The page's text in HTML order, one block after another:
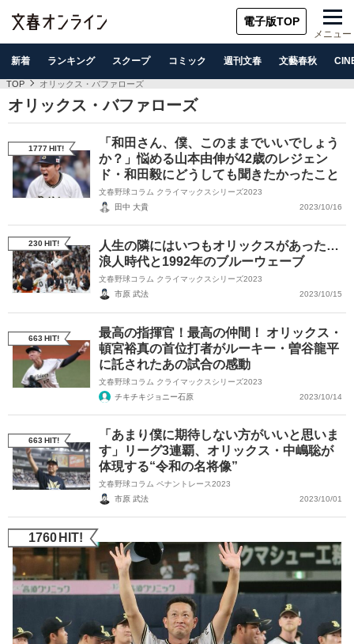
電子版TOP
メニュー
新着 ランキング スクープ コミック 週刊文春 文藝春秋
TOP オリックス・バファローズ
オリックス・バファローズ
1777HIT!
「和田さん、僕、このままでいいでしょう
か？」悩める山本由伸が42歳のレジェン
ド・和田毅にどうしても聞きたかったこと
文春野球コラム クライマックスシリーズ2023
田中 大貴
2023/10/16
230HIT!
人生の隣にはいつもオリックスがあった…
浪人時代と1992年のブルーウェーブ
文春野球コラム クライマックスシリーズ2023
市原 武法
2023/10/15
663HIT!
最高の指揮官！最高の仲間！ オリックス・
頓宮裕真の首位打者がルーキー・曽谷龍平
に託されたあの試合の感動
文春野球コラム クライマックスシリーズ2023
チキチキジョニー石原
2023/10/14
663HIT!
「あまり僕に期待しない方がいいと思いま
す」リーグ3連覇、オリックス・中嶋聡が
体現する“令和の名将像”
文春野球コラム ペナントレース2023
市原 武法
2023/10/01
1760 HIT!